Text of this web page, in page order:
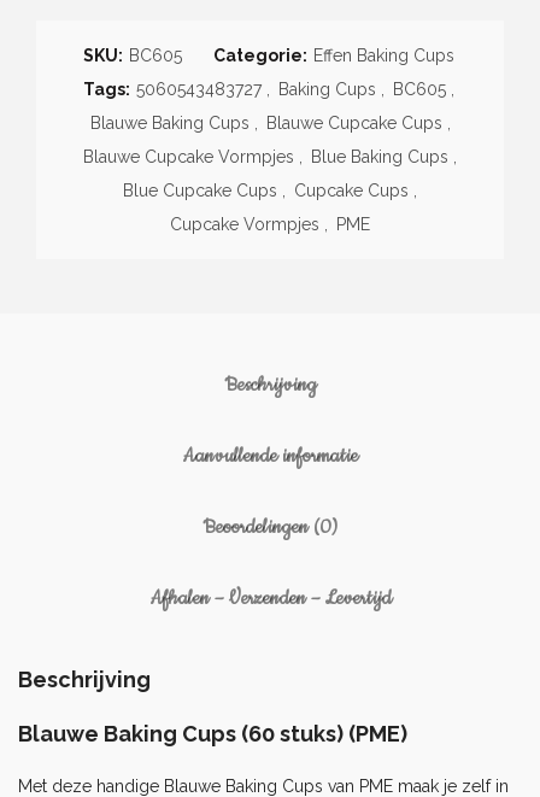
SKU: BC605 Categorie: Effen Baking Cups
Tags: 5060543483727 Baking Cups BC605
Blauwe Baking Cups
Blauwe Cupcake Cups
Blauwe Cupcake Vormpjes
Blue Baking Cups
Blue Cupcake Cups
Cupcake Cups
Cupcake Vormpjes
PME
Beschrijving
Aanvullende informatie
Beoordelingen (0)
Afhalen – Verzenden – Levertijd
Beschrijving
Blauwe Baking Cups (60 stuks) (PME)
Met deze handige Blauwe Baking Cups van PME maak je zelf in